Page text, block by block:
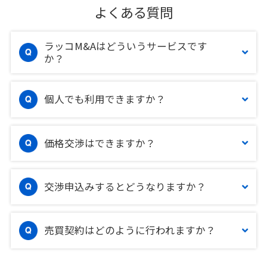
よくある質問
ラッコM&Aはどういうサービスです
か？
個人でも利用できますか？
価格交渉はできますか？
交渉申込みするとどうなりますか？
売買契約はどのように行われますか？